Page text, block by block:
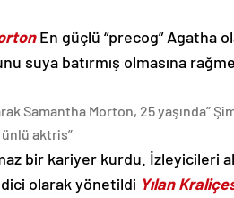
En güçlü “precog” Agatha
suya batırmış olmasına
Samantha Morton, 25 yaşında”
ünlü aktris”
bir kariyer kurdu. İzleyicileri
olarak yönetildi Yılan